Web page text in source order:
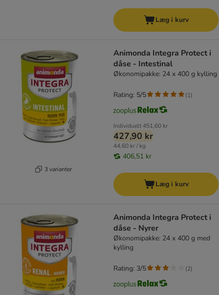
Læg i kurv
3 varianter
Animonda Integra Protect i
dåse - Intestinal
Økonomipakke: 24 x 400 g kylling
Individuelt451,60 kr
427,90 kr
44,60 kr / kg
406,51 kr
Rating: 5/5 (1)
Læg i kurv
Animonda Integra Protect i
dåse - Nyrer
Økonomipakke: 24 x 400 g med
kylling
Rating: 3/5 (2)